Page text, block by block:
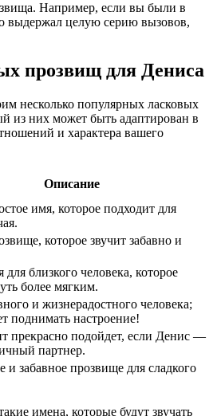
Например, если вы были в
выдержал целую серию вызовов,
прозвищ для Дениса
несколько популярных ласковых
из них может быть адаптирован в
и характера вашего
Описание
имя, которое подходит для
которое звучит забавно и
близкого человека, которое
более мягким.
и жизнерадостного человека;
поднимать настроение!
прекрасно подойдет, если Денис —
партнер.
и забавное прозвище для сладкого
имена, которые будут звучать